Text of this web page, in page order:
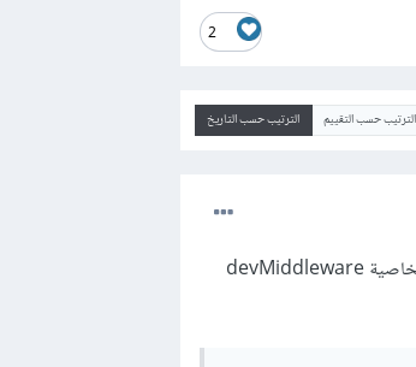
2
الترتيب حسب التقييم الترتيب حسب التاريخ
حاول وضع الخاصية writeToDisk ضمن ملف الإعدادات webpack.config.js ضمن الخاصية devMiddleware